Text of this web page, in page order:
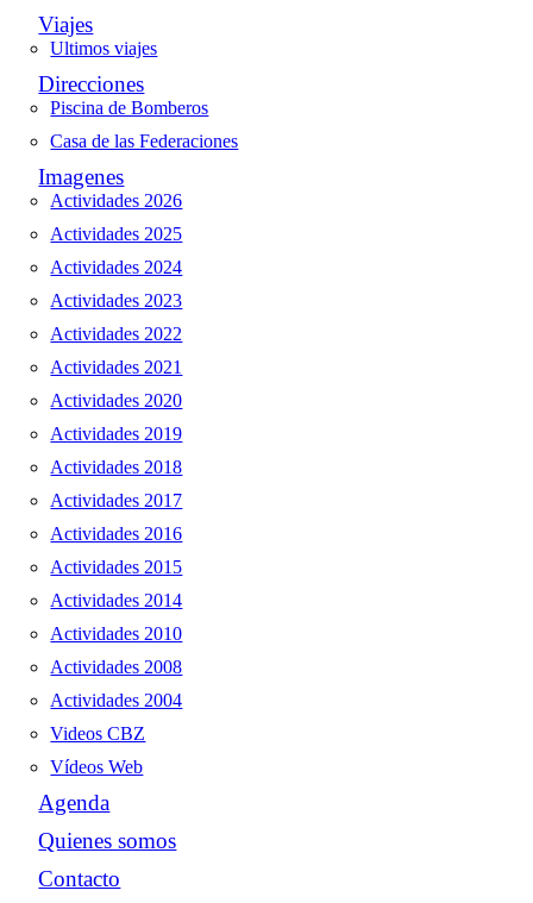
Viajes
Ultimos viajes
Direcciones
Piscina de Bomberos
Casa de las Federaciones
Imagenes
Actividades 2026
Actividades 2025
Actividades 2024
Actividades 2023
Actividades 2022
Actividades 2021
Actividades 2020
Actividades 2019
Actividades 2018
Actividades 2017
Actividades 2016
Actividades 2015
Actividades 2014
Actividades 2010
Actividades 2008
Actividades 2004
Videos CBZ
Vídeos Web
Agenda
Quienes somos
Contacto